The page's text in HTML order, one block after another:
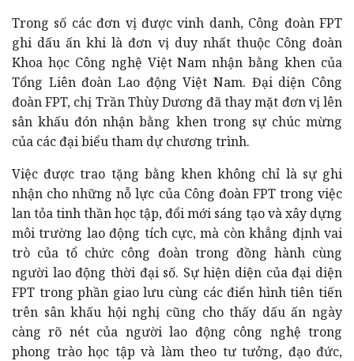
Trong số các đơn vị được vinh danh, Công đoàn FPT
ghi dấu ấn khi là đơn vị duy nhất thuộc Công đoàn
Khoa học Công nghệ Việt Nam nhận bằng khen của
Tổng Liên đoàn Lao động Việt Nam. Đại diện Công
đoàn FPT, chị Trần Thùy Dương đã thay mặt đơn vị lên
sân khấu đón nhận bằng khen trong sự chúc mừng
của các đại biểu tham dự chương trình.
Việc được trao tặng bằng khen không chỉ là sự ghi
nhận cho những nỗ lực của Công đoàn FPT trong việc
lan tỏa tinh thần học tập, đổi mới sáng tạo và xây dựng
môi trường lao động tích cực, mà còn khẳng định vai
trò của tổ chức công đoàn trong đồng hành cùng
người lao động thời đại số. Sự hiện diện của đại diện
FPT trong phần giao lưu cùng các điển hình tiên tiến
trên sân khấu hội nghị cũng cho thấy dấu ấn ngày
càng rõ nét của người lao động công nghệ trong
phong trào học tập và làm theo tư tưởng, đạo đức,